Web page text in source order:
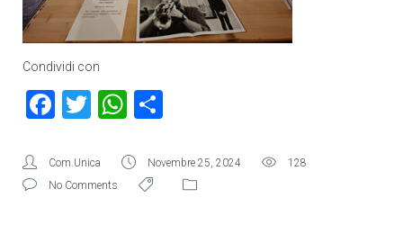
Condividi con
Facebook
TwitterWhatsApp
Com.Unica Novembre 25, 2024
128
No Comments